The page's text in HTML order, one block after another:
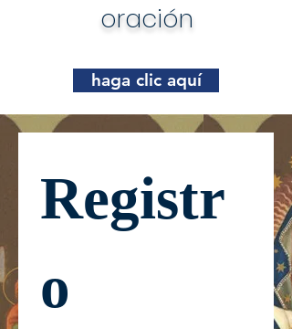
oración
haga clic aquí
Registr
o